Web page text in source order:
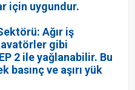
için uygundur.
Ağır iş
gibi
2 ile yağlanabilir. Bu
ve aşırı yük